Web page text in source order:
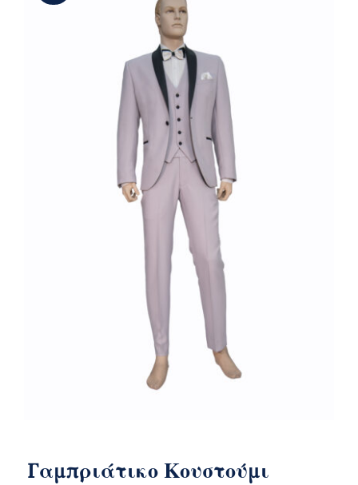
Γαμπριάτικο Κουστούμι
Γαμπριάτικο Κουστούμι